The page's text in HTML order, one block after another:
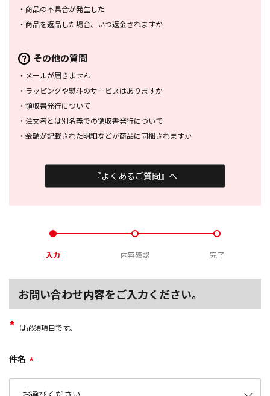
・ 商品の不具合が発生した
・ 商品を返品した場合、 いつ返金されますか
その他の質問
・ メールが届きません
・ ラッピングや熨斗のサービスはありますか
・ 領収書発行について
・ 注文者とは別名義での領収書発行について
・ 金額が記載された明細などが商品に同梱されますか
『よくあるご質問』へ
入力 内容確認 完了
お問い合わせ内容をご入力ください。
* は必須項目です。
件名 *